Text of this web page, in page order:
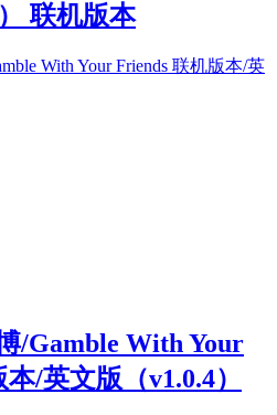
联机版本
/Gamble With Your
/英文版（v1.0.4）